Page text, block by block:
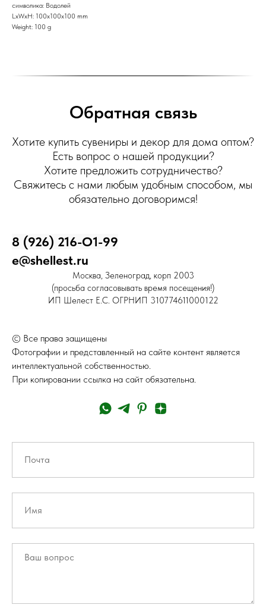
символика: Водолей
LxWxH: 100x100x100 mm
Weight: 100 g
Обратная связь
Хотите купить сувениры и декор для дома оптом?
Есть вопрос о нашей продукции?
Хотите предложить сотрудничество?
Свяжитесь с нами любым удобным способом, мы
обязательно договоримся!
8 (926) 216-О1-99
e@shellest.ru
Москва, Зеленоград, корп 2003
(просьба согласовывать время посещения!)
ИП Шелест Е.С. ОГРНИП 310774611000122
© Все права защищены
Фотографии и представленный на сайте контент является
интеллектуальной собственностью.
При копировании ссылка на сайт обязательна.